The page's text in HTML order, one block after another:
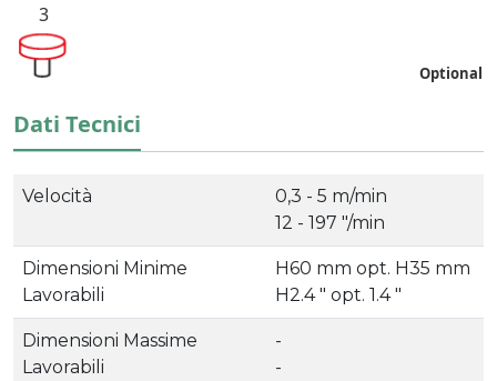
3
Optional
Dati Tecnici
Velocità
0,3 - 5 m/min
12 - 197 "/min
Dimensioni Minime
Lavorabili
H60 mm opt. H35 mm
H2.4 " opt. 1.4 "
Dimensioni Massime
Lavorabili
-
-